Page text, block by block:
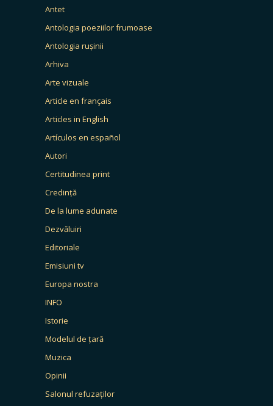
Antet
Antologia poeziilor frumoase
Antologia rușinii
Arhiva
Arte vizuale
Article en français
Articles in English
Artículos en español
Autori
Certitudinea print
Credință
De la lume adunate
Dezvăluiri
Editoriale
Emisiuni tv
Europa nostra
INFO
Istorie
Modelul de țară
Muzica
Opinii
Salonul refuzaților